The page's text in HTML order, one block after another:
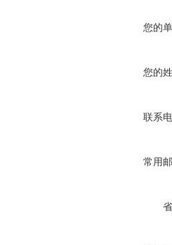
您的
您的
联系
常用